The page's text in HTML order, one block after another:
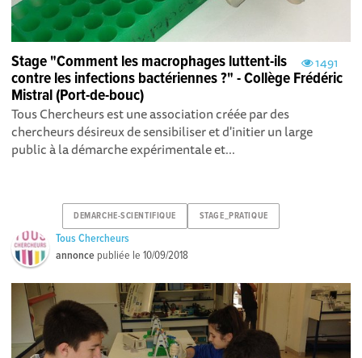
1491
Stage "Comment les macrophages luttent-ils
contre les infections bactériennes ?" - Collège Frédéric
Mistral (Port-de-bouc)
Tous Chercheurs est une association créée par des
chercheurs désireux de sensibiliser et d'initier un large
public à la démarche expérimentale et...
DEMARCHE-SCIENTIFIQUE STAGE_PRATIQUE
Tous Chercheurs
annonce publiée le10/09/2018